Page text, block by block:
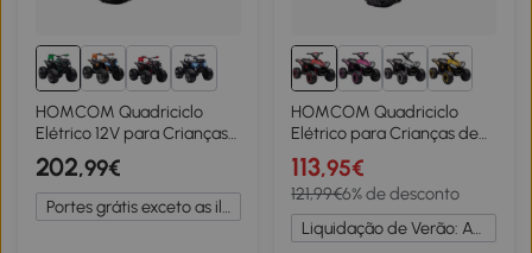
1+
HOMCOM Quadriciclo
Elétrico 12V para Crianças
de 3-5 Anos com Farol
Música Pneus de
Suspensão Botões Avance
e Retrocesso Veículo
202,99€
Portes grátis exceto as ilhas
HOMCOM Quadriciclo
Elétrico para Crianças de
3-5 Anos Veículo Eléctrico a
Bateria 12V com 2 Motores
83x53x55,5cm Vermelho
113,95€
121,99€6% de desconto
Liquidação de Verão: Até -20%